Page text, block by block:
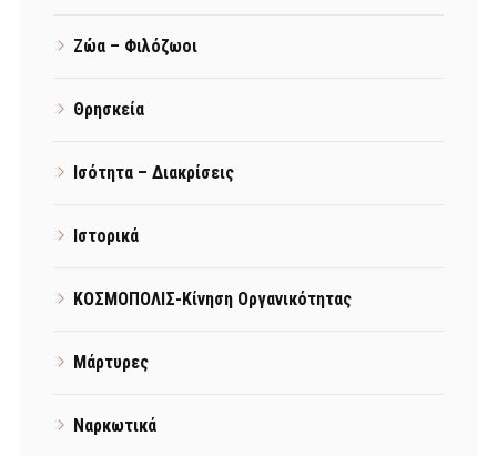
Ζώα – Φιλόζωοι
Θρησκεία
Ισότητα – Διακρίσεις
Ιστορικά
ΚΟΣΜΟΠΟΛΙΣ-Κίνηση Οργανικότητας
Μάρτυρες
Ναρκωτικά